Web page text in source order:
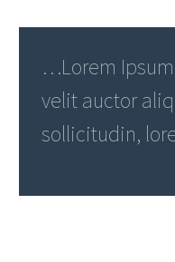
…Lorem
velit auctor
sollicitudin,